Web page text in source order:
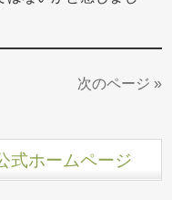
次のページ »
式ホームページ